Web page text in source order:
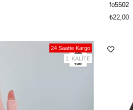
fo5502
₺22,00
24 Saatte Kargo
1. KALİTE